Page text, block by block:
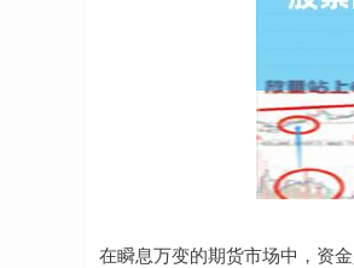
在瞬息万变的期货市场中，资